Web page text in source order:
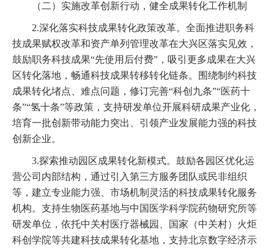
（二）实施改革创新行动，健全成果转化工作机制
2.深化落实科技成果转化政策改革。全面推进职务科
技成果赋权改革和资产单列管理改革在大兴区落实见效，
鼓励职务科技成果“先使用后付费”，吸引更多成果在大兴
区转化落地，畅通科技成果转移转化链条。围绕制约科技
成果转化堵点、难点问题，修订完善“科创九条”“医药十
条”“氢十条”等政策，支持研发单位开展科研成果产业化，
培育一批创新带动能力突出、引领产业发展能力强的科技
创新企业。
3.探索推动园区成果转化新模式。鼓励各园区优化运
营公司内部结构，通过引入第三方服务团队或民非组织
等，建立专业能力强、市场机制灵活的科技成果转化服务
机构。支持生物医药基地与中国医学科学院药物研究所等
研发单位，依托中关村医疗器械园、国家（中关村）火炬
科创学院等共建科技成果转化基地，支持北京数字经济示